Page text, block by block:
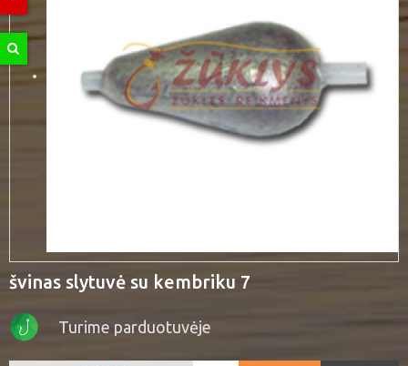
švinas slytuvė su kembriku 7
Turime parduotuvėje